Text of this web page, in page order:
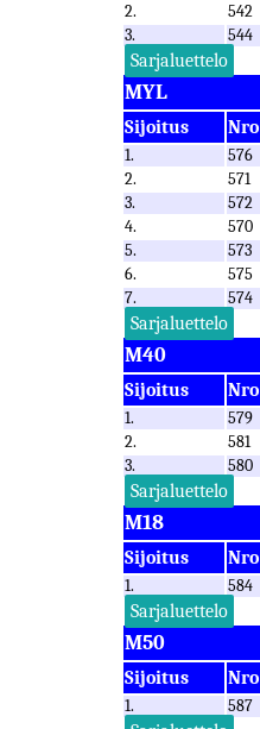
2.
542
3.
544
Sarjaluettelo
MYL
Sijoitus Nro
1. 576
2.
571
3.
572
4.
570
5.
573
6.
575
7.
574
Sarjaluettelo
M40
Sijoitus Nro
1. 579
2.
581
3.
580
Sarjaluettelo
M18
Sijoitus Nro
1. 584
Sarjaluettelo
M50
Sijoitus Nro
1. 587